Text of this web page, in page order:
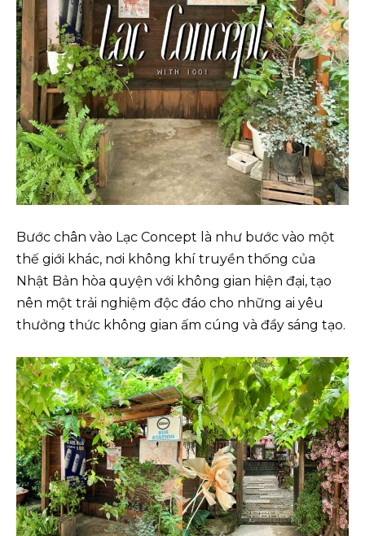
Bước chân vào Lạc Concept là như bước vào một
thế giới khác, nơi không khí truyền thống của
Nhật Bản hòa quyện với không gian hiện đại, tạo
nên một trải nghiệm độc đáo cho những ai yêu
thưởng thức không gian ấm cúng và đầy sáng tạo.